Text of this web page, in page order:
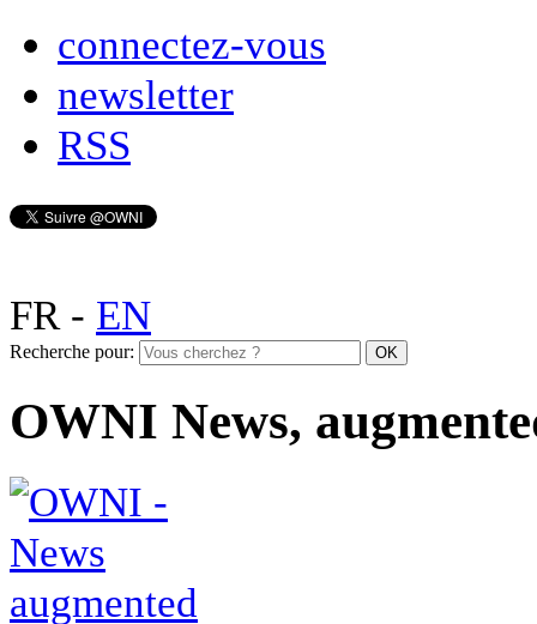
connectez-vous
newsletter
RSS
FR- EN
Recherche pour:
OWNI News,